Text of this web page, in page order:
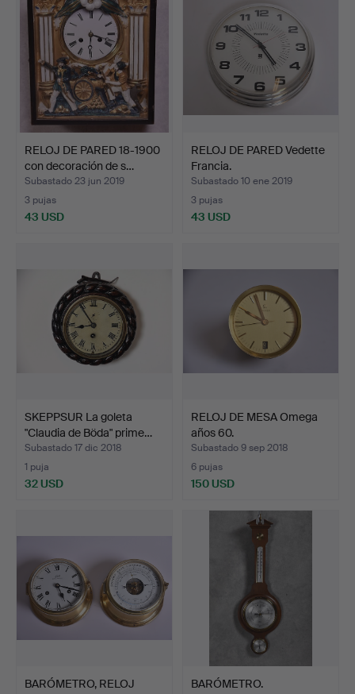
RELOJ DE PARED 18-1900
con decoración de s…
Subastado 23 jun 2019
3 pujas
43 USD
RELOJ DE PARED Vedette
Francia.
Subastado 10 ene 2019
3 pujas
43 USD
SKEPPSUR La goleta
"Claudia de Böda" prime…
Subastado 17 dic 2018
1 puja
32 USD
RELOJ DE MESA Omega
años 60.
Subastado 9 sep 2018
6 pujas
150 USD
BARÓMETRO, RELOJ
BARÓMETRO.